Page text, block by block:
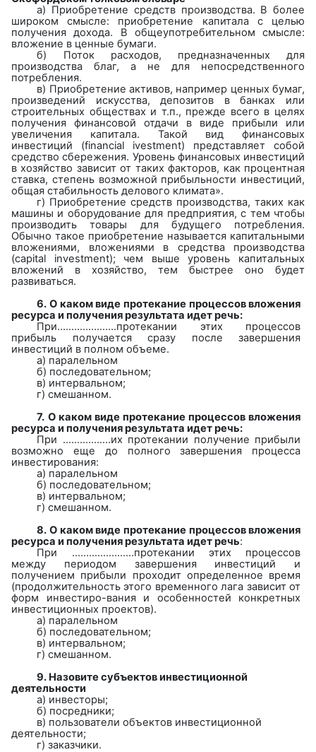
а) Приобретение средств производства. В более
широком смысле: приобретение капитала с целью
получения дохода. В общеупотребительном смысле:
вложение в ценные бумаги.
б) Поток расходов, предназначенных для
производства благ, а не для непосредственного
потребления.
в) Приобретение активов, например ценных бумаг,
произведений искусства, депозитов в банках или
строительных обществах и т.п., прежде всего в целях
получения финансовой отдачи в виде прибыли или
увеличения капитала. Такой вид финансовых
инвестиций (financial ivestment) представляет собой
средство сбережения. Уровень финансовых инвестиций
в хозяйство зависит от таких факторов, как процентная
ставка, степень возможной прибыльности инвестиций,
общая стабильность делового климата».
г) Приобретение средств производства, таких как
машины и оборудование для предприятия, с тем чтобы
производить товары для будущего потребления.
Обычно такое приобретение называется капитальными
вложениями, вложениями в средства производства
(capital investment); чем выше уровень капитальных
вложений в хозяйство, тем быстрее оно будет
развиваться.
6.О каком виде протекание процессов вложения
ресурса и получения результата идет речь:
При….……………..протекании этих процессов
прибыль получается сразу после завершения
инвестиций в полном объеме.
а) паралельном
б) последовательном;
в) интервальном;
г) смешанном.
7. О каком виде протекание процессов вложения
ресурса и получения результата идет речь:
При ……………..их протекании получение прибыли
возможно еще до полного завершения процесса
инвестирования:
а) паралельном
б) последовательном;
в) интервальном;
г) смешанном.
8. О каком виде протекание процессов вложения
ресурса и получения результата идет речь:
При ………………….протекании этих процессов
между периодом завершения инвестиций и
получением прибыли проходит определенное время
(продолжительность этого временного лага зависит от
форм инвестиро-вания и особенностей конкретных
инвестиционных проектов).
а) паралельном
б) последовательном;
в) интервальном;
г) смешанном.
9. Назовите субъектов инвестиционной
деятельности
а) инвесторы;
б) посредники;
в) пользователи объектов инвестиционной
деятельности;
г) заказчики.